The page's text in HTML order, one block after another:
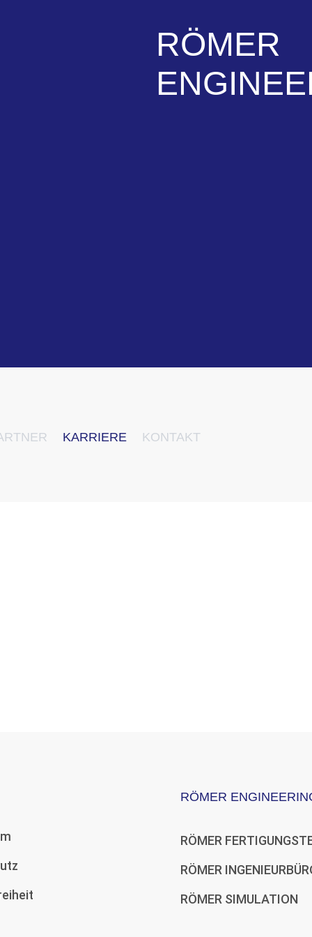
RÖMER
KARRIERE KONTAKT
RÖMER
RÖMER
RÖMER
RÖMER SIMULATION